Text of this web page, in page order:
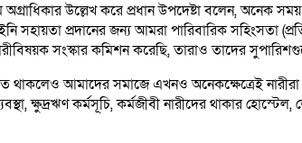
উল্লেখ করে প্রধান উপদেষ্টা বলেন, অনেক
সহায়তা প্রদানের জন্য আমরা পারিবারিক সহিংসতা
সংস্কার কমিশন করেছি, তারাও তাদের
থাকলেও আমাদের সমাজে এখনও অনেকক্ষেত্রেই
ক্ষুদ্রঋণ কর্মসূচি, কর্মজীবী নারীদের থাকার